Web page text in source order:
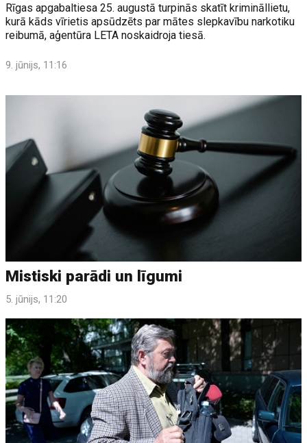
Rīgas apgabaltiesa 25. augustā turpinās skatīt krimināllietu,
kurā kāds vīrietis apsūdzēts par mātes slepkavību narkotiku
reibumā, aģentūra LETA noskaidroja tiesā.
9. jūnijs, 11:16
Mistiski parādi un līgumi
5. jūnijs, 11:20